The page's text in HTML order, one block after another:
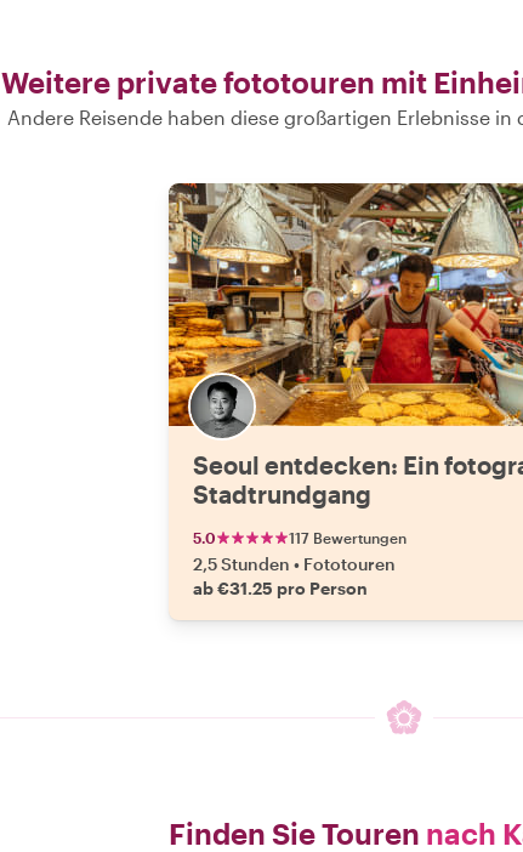
Weitere private fototouren mit
Andere Reisende haben diese großartigen Erlebnisse
Seoul entdecken: Ein
Stadtrundgang
5.0 117 Bewertungen
2,5 Stunden • Fototouren
ab €31.25 pro Person
Finden Sie Touren nach